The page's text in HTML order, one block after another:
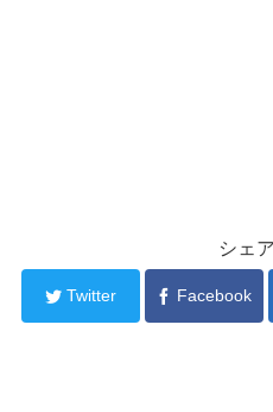
シェ
Twitter Facebook